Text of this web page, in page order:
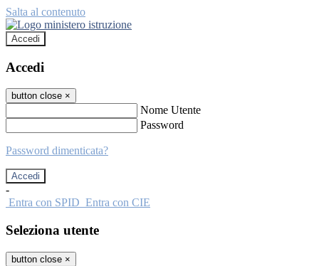
Salta al contenuto
Accedi
Accedi
button close ×
Nome Utente
Password
Password dimenticata?
-
Entra con SPID Entra con CIE
Seleziona utente
button close ×